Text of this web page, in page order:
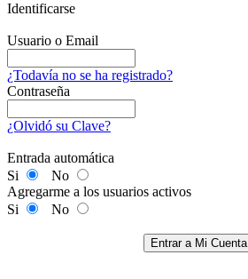
Identificarse
Usuario o Email
¿Todavía no se ha registrado?
Contraseña
¿Olvidó su Clave?
Entrada automática
Si
No
Agregarme a los usuarios activos
Si
No
Entrar a Mi Cuenta